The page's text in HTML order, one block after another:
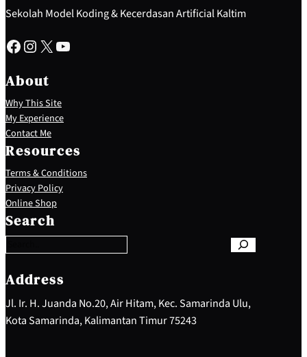
Sekolah Model Koding & Kecerdasan Artificial Kaltim
Facebook Instagram X YouTube
About
Why This Site
My Experience
Contact Me
Resources
Terms & Conditions
Privacy Policy
Online Shop
Search
S
e
a
c
h
Address
Jl. Ir. H. Juanda No.20, Air Hitam, Kec. Samarinda Ulu,
Kota Samarinda, Kalimantan Timur 75243